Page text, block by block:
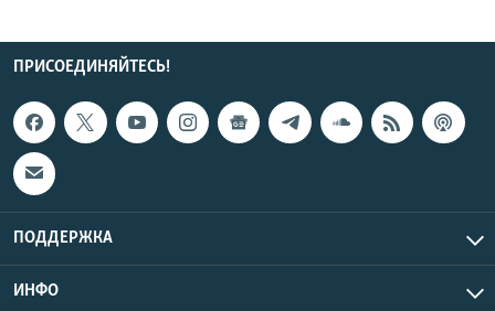
ПРИСОЕДИНЯЙТЕСЬ!
ПОДДЕРЖКА
ИНФО